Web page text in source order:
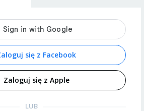
się z Facebook
Zaloguj się z Apple
LUB